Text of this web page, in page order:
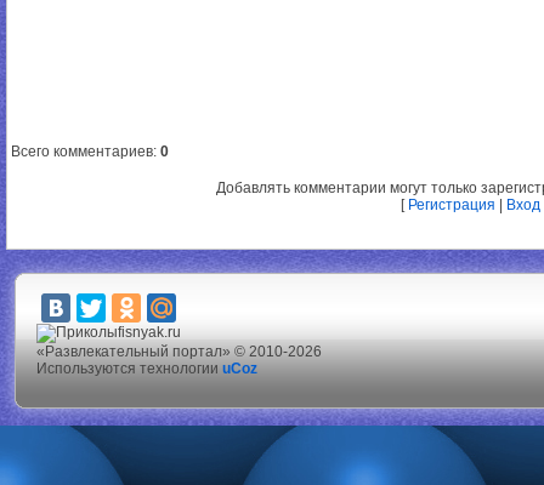
Всего комментариев: 0
Добавлять комментарии могут только
[ Регистрация Вход
fisnyak.ru
«Развлекательный портал» © 2010-2026
Используются технологии uCoz